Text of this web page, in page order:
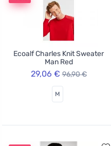
Ecoalf Charles Knit Sweater
Man Red
29,06 € 96,90 €
M